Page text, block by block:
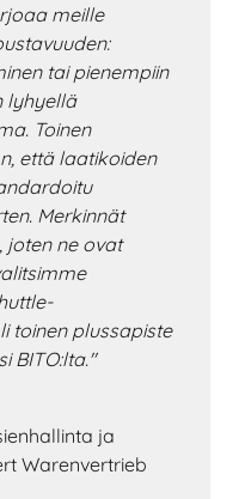
meille
tai pienempiin
lyhyellä
Toinen
että laatikoiden
Merkinnät
joten ne ovat
toinen plussapiste
BITO:lta."
ja
Warenvertrieb